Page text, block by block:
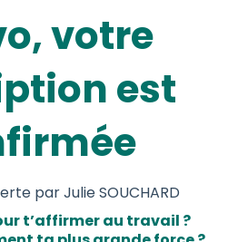
votre
est
par Julie SOUCHARD
t’affirmer au travail ?